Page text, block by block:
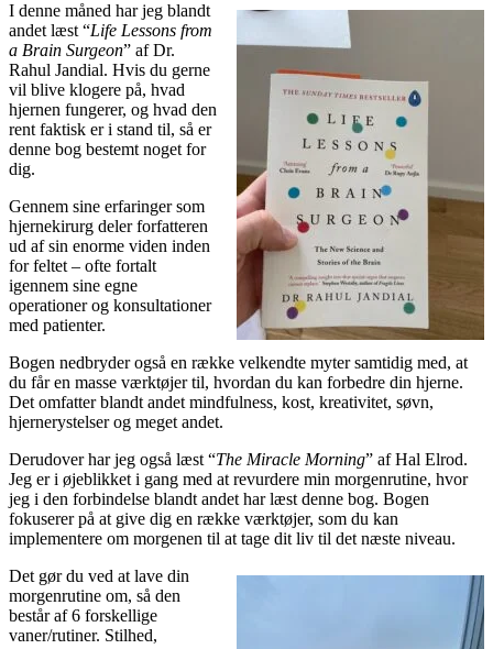
I denne måned har jeg blandt
andet læst “Life Lessons from
a Brain Surgeon” af Dr.
Rahul Jandial. Hvis du gerne
vil blive klogere på, hvad
hjernen fungerer, og hvad den
rent faktisk er i stand til, så er
denne bog bestemt noget for
dig.
Gennem sine erfaringer som
hjernekirurg deler forfatteren
ud af sin enorme viden inden
for feltet – ofte fortalt
igennem sine egne
operationer og konsultationer
med patienter.
Bogen nedbryder også en række velkendte myter samtidig med, at
du får en masse værktøjer til, hvordan du kan forbedre din hjerne.
Det omfatter blandt andet mindfulness, kost, kreativitet, søvn,
hjernerystelser og meget andet.
Derudover har jeg også læst “The Miracle Morning” af Hal Elrod.
Jeg er i øjeblikket i gang med at revurdere min morgenrutine, hvor
jeg i den forbindelse blandt andet har læst denne bog. Bogen
fokuserer på at give dig en række værktøjer, som du kan
implementere om morgenen til at tage dit liv til det næste niveau.
Det gør du ved at lave din
morgenrutine om, så den
består af 6 forskellige
vaner/rutiner. Stilhed,